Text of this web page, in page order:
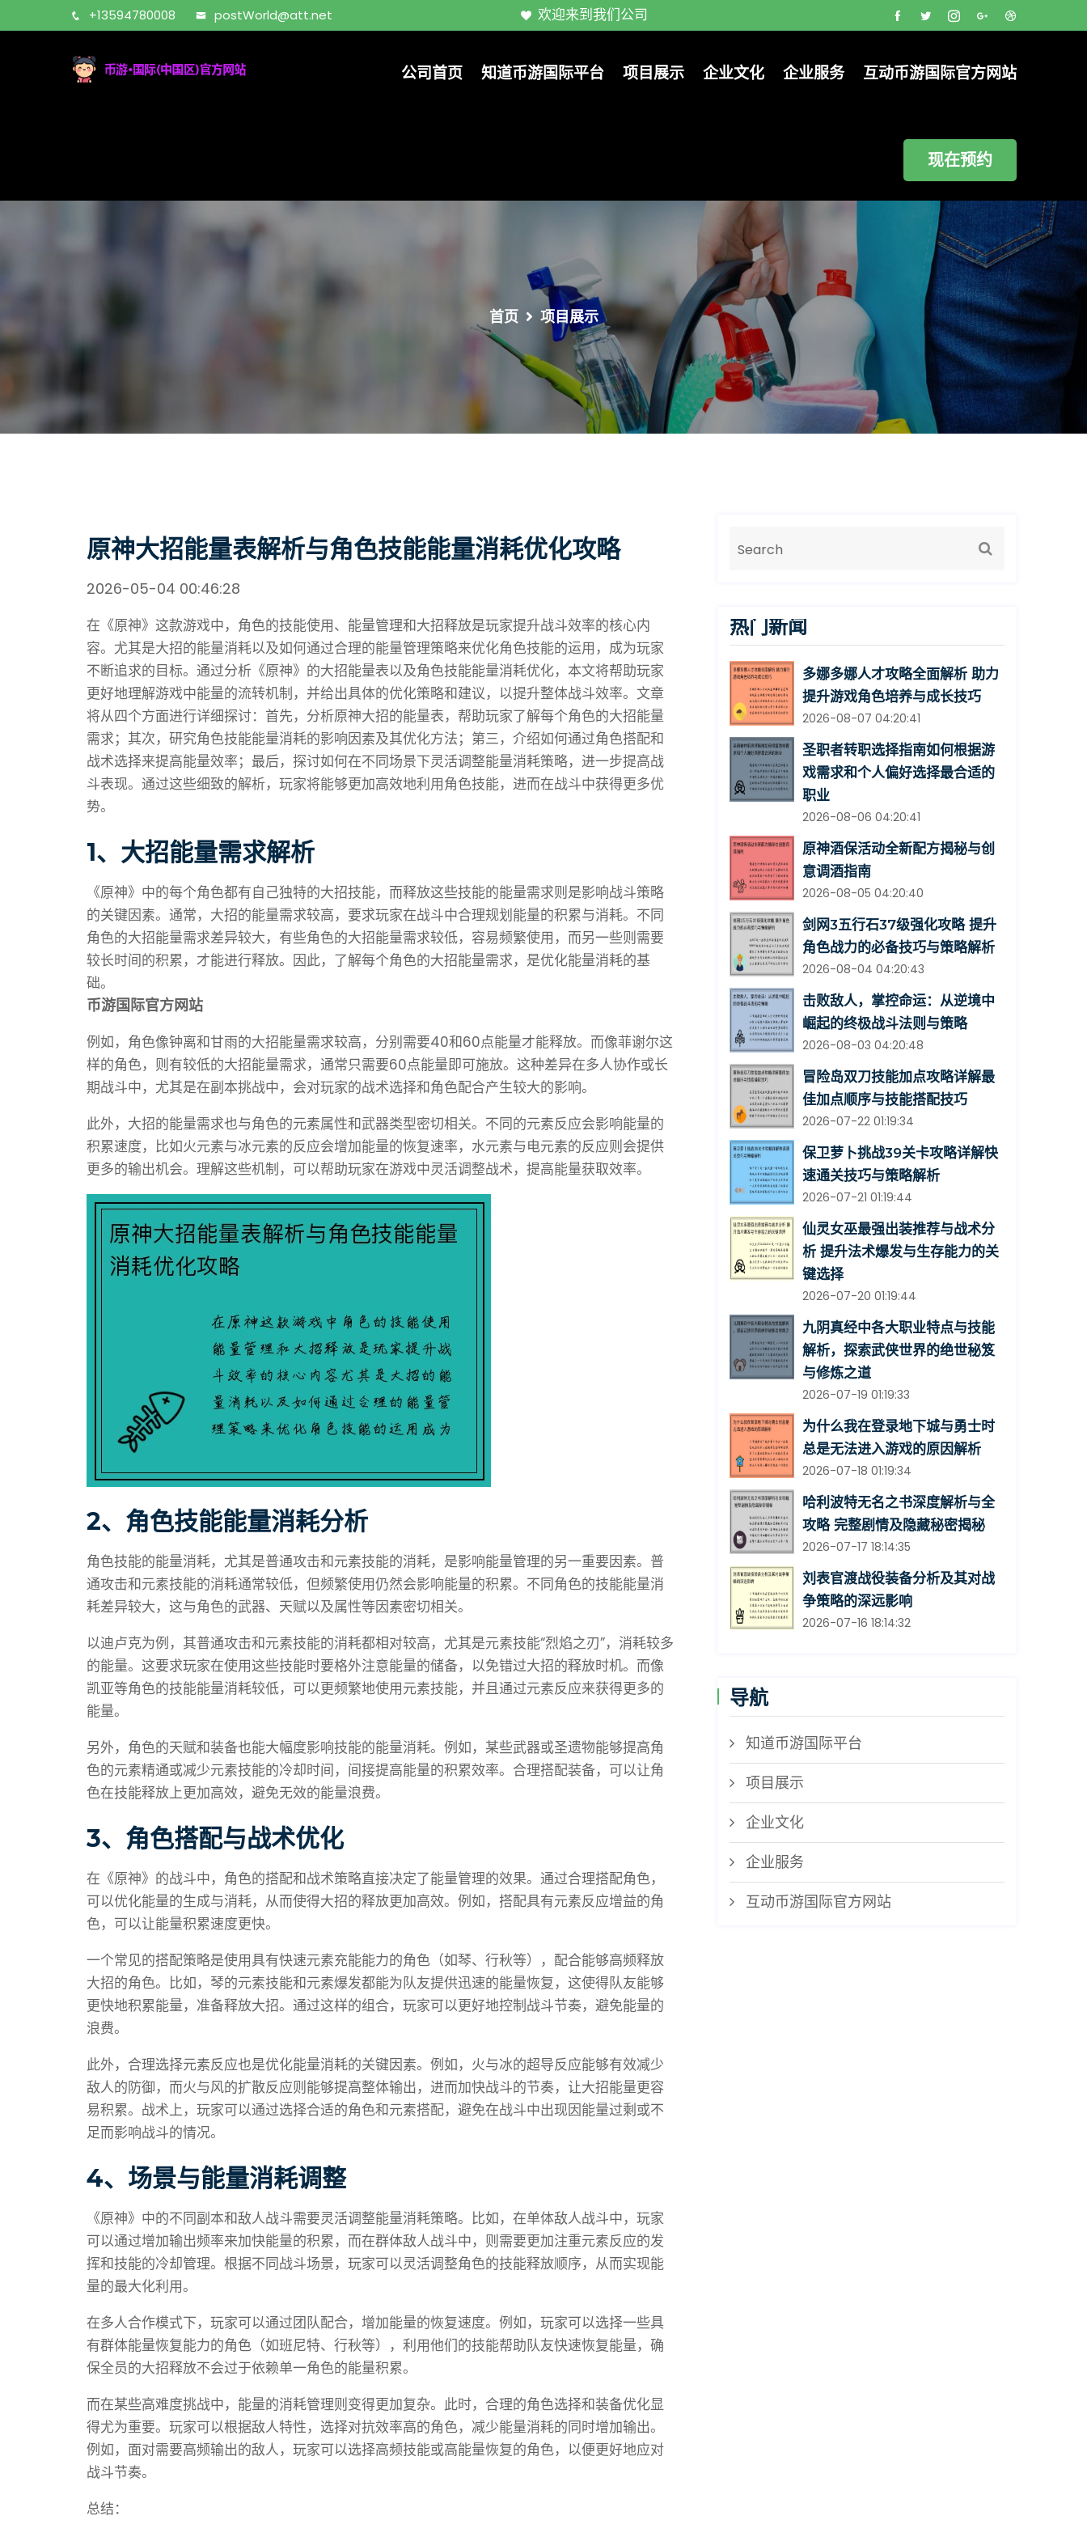
+13594780008 postWorld@att.net 欢迎来到我们公司
公司首页 知道币游国际平台 项目展示 企业文化 企业服务 互动币游国际官方网站
现在预约
首页 项目展示
原神大招能量表解析与角色技能能量消耗优化攻略
2026-05-04 00:46:28
在《原神》这款游戏中，角色的技能使用、能量管理和大招释放是玩家提升战斗效率的核心内
容。尤其是大招的能量消耗以及如何通过合理的能量管理策略来优化角色技能的运用，成为玩家
不断追求的目标。通过分析《原神》的大招能量表以及角色技能能量消耗优化，本文将帮助玩家
更好地理解游戏中能量的流转机制，并给出具体的优化策略和建议，以提升整体战斗效率。文章
将从四个方面进行详细探讨：首先，分析原神大招的能量表，帮助玩家了解每个角色的大招能量
需求；其次，研究角色技能能量消耗的影响因素及其优化方法；第三，介绍如何通过角色搭配和
战术选择来提高能量效率；最后，探讨如何在不同场景下灵活调整能量消耗策略，进一步提高战
斗表现。通过这些细致的解析，玩家将能够更加高效地利用角色技能，进而在战斗中获得更多优
势。
1、大招能量需求解析
《原神》中的每个角色都有自己独特的大招技能，而释放这些技能的能量需求则是影响战斗策略
的关键因素。通常，大招的能量需求较高，要求玩家在战斗中合理规划能量的积累与消耗。不同
角色的大招能量需求差异较大，有些角色的大招能量需求较低，容易频繁使用，而另一些则需要
较长时间的积累，才能进行释放。因此，了解每个角色的大招能量需求，是优化能量消耗的基
础。
币游国际官方网站
例如，角色像钟离和甘雨的大招能量需求较高，分别需要40和60点能量才能释放。而像菲谢尔这
样的角色，则有较低的大招能量需求，通常只需要60点能量即可施放。这种差异在多人协作或长
期战斗中，尤其是在副本挑战中，会对玩家的战术选择和角色配合产生较大的影响。
此外，大招的能量需求也与角色的元素属性和武器类型密切相关。不同的元素反应会影响能量的
积累速度，比如火元素与冰元素的反应会增加能量的恢复速率，水元素与电元素的反应则会提供
更多的输出机会。理解这些机制，可以帮助玩家在游戏中灵活调整战术，提高能量获取效率。
2、角色技能能量消耗分析
角色技能的能量消耗，尤其是普通攻击和元素技能的消耗，是影响能量管理的另一重要因素。普
通攻击和元素技能的消耗通常较低，但频繁使用仍然会影响能量的积累。不同角色的技能能量消
耗差异较大，这与角色的武器、天赋以及属性等因素密切相关。
以迪卢克为例，其普通攻击和元素技能的消耗都相对较高，尤其是元素技能“烈焰之刃”，消耗较多
的能量。这要求玩家在使用这些技能时要格外注意能量的储备，以免错过大招的释放时机。而像
凯亚等角色的技能能量消耗较低，可以更频繁地使用元素技能，并且通过元素反应来获得更多的
能量。
另外，角色的天赋和装备也能大幅度影响技能的能量消耗。例如，某些武器或圣遗物能够提高角
色的元素精通或减少元素技能的冷却时间，间接提高能量的积累效率。合理搭配装备，可以让角
色在技能释放上更加高效，避免无效的能量浪费。
3、角色搭配与战术优化
在《原神》的战斗中，角色的搭配和战术策略直接决定了能量管理的效果。通过合理搭配角色，
可以优化能量的生成与消耗，从而使得大招的释放更加高效。例如，搭配具有元素反应增益的角
色，可以让能量积累速度更快。
一个常见的搭配策略是使用具有快速元素充能能力的角色（如琴、行秋等），配合能够高频释放
大招的角色。比如，琴的元素技能和元素爆发都能为队友提供迅速的能量恢复，这使得队友能够
更快地积累能量，准备释放大招。通过这样的组合，玩家可以更好地控制战斗节奏，避免能量的
浪费。
此外，合理选择元素反应也是优化能量消耗的关键因素。例如，火与冰的超导反应能够有效减少
敌人的防御，而火与风的扩散反应则能够提高整体输出，进而加快战斗的节奏，让大招能量更容
易积累。战术上，玩家可以通过选择合适的角色和元素搭配，避免在战斗中出现因能量过剩或不
足而影响战斗的情况。
4、场景与能量消耗调整
《原神》中的不同副本和敌人战斗需要灵活调整能量消耗策略。比如，在单体敌人战斗中，玩家
可以通过增加输出频率来加快能量的积累，而在群体敌人战斗中，则需要更加注重元素反应的发
挥和技能的冷却管理。根据不同战斗场景，玩家可以灵活调整角色的技能释放顺序，从而实现能
量的最大化利用。
在多人合作模式下，玩家可以通过团队配合，增加能量的恢复速度。例如，玩家可以选择一些具
有群体能量恢复能力的角色（如班尼特、行秋等），利用他们的技能帮助队友快速恢复能量，确
保全员的大招释放不会过于依赖单一角色的能量积累。
而在某些高难度挑战中，能量的消耗管理则变得更加复杂。此时，合理的角色选择和装备优化显
得尤为重要。玩家可以根据敌人特性，选择对抗效率高的角色，减少能量消耗的同时增加输出。
例如，面对需要高频输出的敌人，玩家可以选择高频技能或高能量恢复的角色，以便更好地应对
战斗节奏。
总结：
热门新闻
多娜多娜人才攻略全面解析 助力
提升游戏角色培养与成长技巧
2026-08-07 04:20:41
圣职者转职选择指南如何根据游
戏需求和个人偏好选择最合适的
职业
2026-08-06 04:20:41
原神酒保活动全新配方揭秘与创
意调酒指南
2026-08-05 04:20:40
剑网3五行石37级强化攻略 提升
角色战力的必备技巧与策略解析
2026-08-04 04:20:43
击败敌人，掌控命运：从逆境中
崛起的终极战斗法则与策略
2026-08-03 04:20:48
冒险岛双刀技能加点攻略详解最
佳加点顺序与技能搭配技巧
2026-07-22 01:19:34
保卫萝卜挑战39关卡攻略详解快
速通关技巧与策略解析
2026-07-21 01:19:44
仙灵女巫最强出装推荐与战术分
析 提升法术爆发与生存能力的关
键选择
2026-07-20 01:19:44
九阴真经中各大职业特点与技能
解析，探索武侠世界的绝世秘笈
与修炼之道
2026-07-19 01:19:33
为什么我在登录地下城与勇士时
总是无法进入游戏的原因解析
2026-07-18 01:19:34
哈利波特无名之书深度解析与全
攻略 完整剧情及隐藏秘密揭秘
2026-07-17 18:14:35
刘表官渡战役装备分析及其对战
争策略的深远影响
2026-07-16 18:14:32
导航
知道币游国际平台
项目展示
企业文化
企业服务
互动币游国际官方网站